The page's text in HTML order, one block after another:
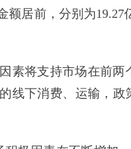
居前，分别为19.27
将支持市场在前两
线下消费、运输，政